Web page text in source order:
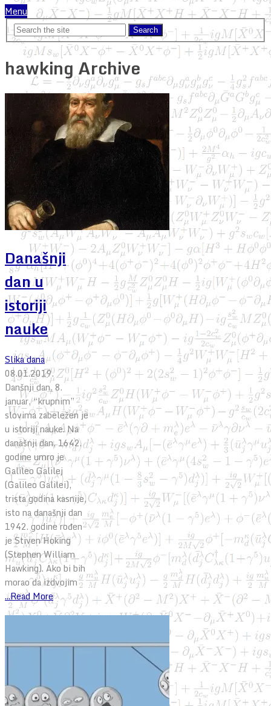
Menu
hawking Archive
Današnji
dan u
istoriji
nauke
Slika dana
08.01.2019.
Danšnji dan, 8.
januar, “krupnim”
slovima zabeležen je
u istoriji nauke. Na
današnji dan, 1642.
godine umro je
Galileo Galilej
(Galileo Galilei),
trista godina kasnije,
isto na današnji dan
1942. godine rođen
je Stiven Hoking
(Stephen William
Hawking). Ako bi bih
morao da izdvojim
...Read More